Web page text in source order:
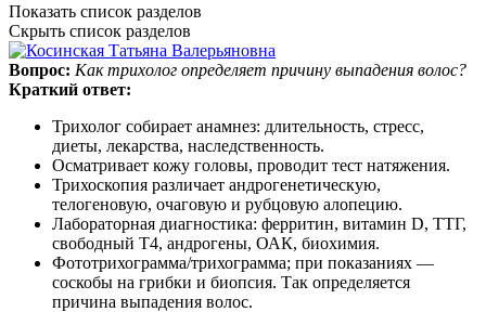
Показать список разделов
Скрыть список разделов
Вопрос: Как трихолог определяет причину выпадения волос?
Краткий ответ:
Трихолог собирает анамнез: длительность, стресс,
диеты, лекарства, наследственность.
Осматривает кожу головы, проводит тест натяжения.
Трихоскопия различает андрогенетическую,
телогеновую, очаговую и рубцовую алопецию.
Лабораторная диагностика: ферритин, витамин D, ТТГ,
свободный Т4, андрогены, ОАК, биохимия.
Фототрихограмма/трихограмма; при показаниях —
соскобы на грибки и биопсия. Так определяется
причина выпадения волос.